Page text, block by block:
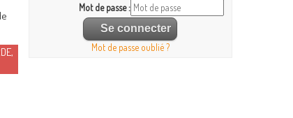
Mot de passe :
Mot de passe oublié ?